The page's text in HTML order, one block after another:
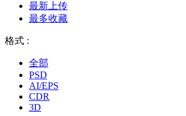
最新上传
最多收藏
格式 :
全部
PSD
AI/EPS
CDR
3D